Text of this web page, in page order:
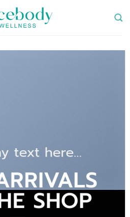
text here…
SHOP